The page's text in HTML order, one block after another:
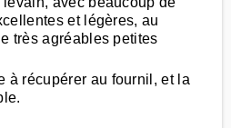
et légères, au
très agréables petites
à récupérer au fournil, et la